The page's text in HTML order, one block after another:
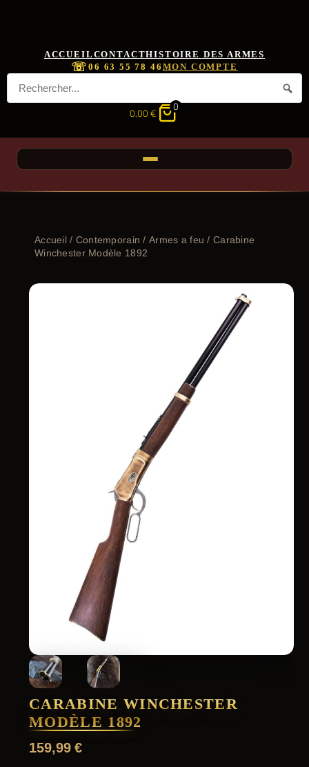
ACCUEIL CONTACTHISTOIRE DES ARMES
☏06 63 55 78 46 MON COMPTE
0,00 €
0
Accueil/ Contemporain /Armes a feu / Carabine
Winchester Modèle 1892
CARABINE WINCHESTER
MODÈLE 1892
159,99€